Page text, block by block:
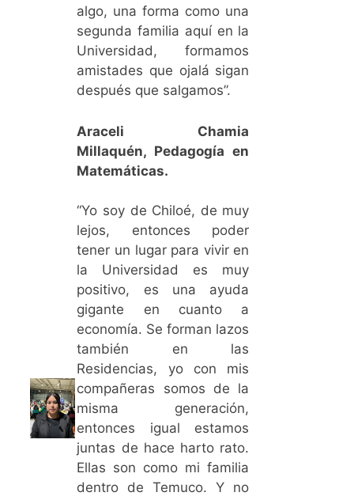
algo, una forma como una
segunda familia aquí en la
Universidad, formamos
amistades que ojalá sigan
después que salgamos”.
Araceli Chamia
Millaquén, Pedagogía en
Matemáticas.
“Yo soy de Chiloé, de muy
lejos, entonces poder
tener un lugar para vivir en
la Universidad es muy
positivo, es una ayuda
gigante en cuanto a
economía. Se forman lazos
también en las
Residencias, yo con mis
compañeras somos de la
misma generación,
entonces igual estamos
juntas de hace harto rato.
Ellas son como mi familia
dentro de Temuco. Y no